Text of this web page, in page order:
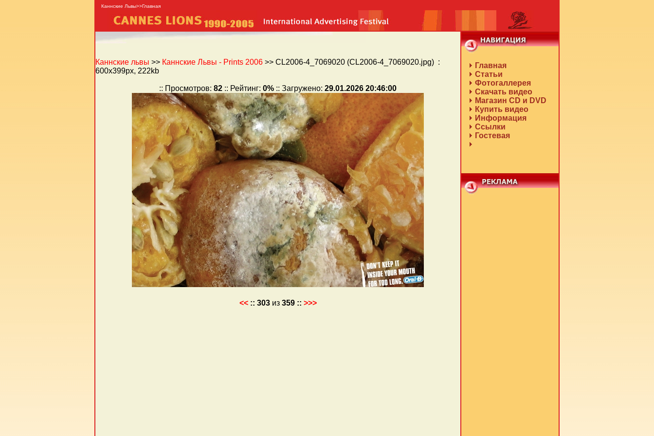
Каннские Львы>>Главная
Каннские львы >> Каннские Львы - Prints 2006 >> CL2006-4_7069020 (CL2006-4_7069020.jpg) :
600x399px, 222kb
:: Просмотров: 82 :: Рейтинг: 0% :: Загружено: 29.01.2026 20:46:00
<<:: 303из 359 :: >>>
Главная
Статьи
Фотогаллерея
Скачать видео
Магазин CD и DVD
Купить видео
Информация
Ссылки
Гостевая